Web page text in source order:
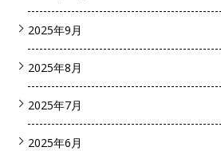
2025年9月
2025年8月
2025年7月
2025年6月